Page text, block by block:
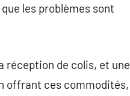
les problèmes sont
réception de colis, et une
offrant ces commodités,